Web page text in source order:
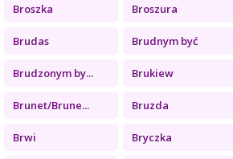
Broszka Broszura
Brudas Brudnym być
Brudzonym by... Brukiew
Brunet/Brune... Bruzda
Brwi Bryczka